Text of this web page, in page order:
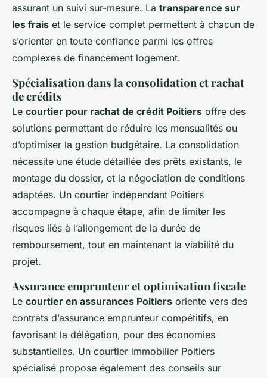
assurant un suivi sur-mesure. La transparence sur
les frais et le service complet permettent à chacun de
s’orienter en toute confiance parmi les offres
complexes de financement logement.
Spécialisation dans la consolidation et rachat
de crédits
Le courtier pour rachat de crédit Poitiers offre des
solutions permettant de réduire les mensualités ou
d’optimiser la gestion budgétaire. La consolidation
nécessite une étude détaillée des prêts existants, le
montage du dossier, et la négociation de conditions
adaptées. Un courtier indépendant Poitiers
accompagne à chaque étape, afin de limiter les
risques liés à l’allongement de la durée de
remboursement, tout en maintenant la viabilité du
projet.
Assurance emprunteur et optimisation fiscale
Le courtier en assurances Poitiers oriente vers des
contrats d’assurance emprunteur compétitifs, en
favorisant la délégation, pour des économies
substantielles. Un courtier immobilier Poitiers
spécialisé propose également des conseils sur